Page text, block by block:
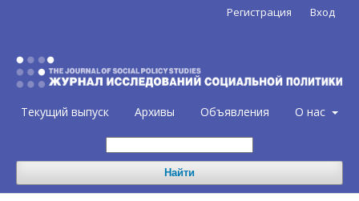
Текущий выпуск Архивы Объявления О нас
Найти
Регистрация Вход